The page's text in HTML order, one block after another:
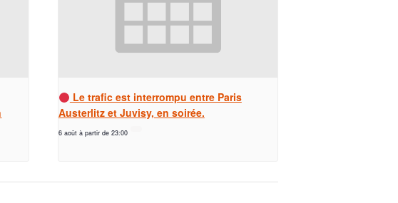
Le trafic est interrompu entre Paris
Austerlitz et Juvisy, en soirée.
6 août à partir de 23:00